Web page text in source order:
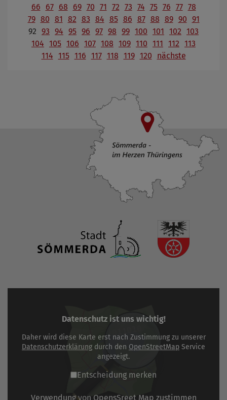
66
67 68 69 70 71 72 73 74 75 76 77 78
79 80 81 82 83 84 85 86 87 88 89 90 91
92 93 94 95 96 97 98 99 100 101 102 103
104 105 106 107 108 109 110 111 112 113
114 115 116 117 118 119 120 nächste
Datenschutz ist uns wichtig!
Daher wird diese Karte erst nach Zustimmung zu unserer
Datenschutzerklärung durch den OpenStreetMap Service
angezeigt.
Entscheidung merken
Verwendung von OpensSreet Map zustimmen